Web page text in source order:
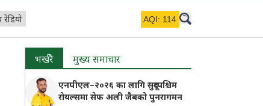
AQI: 114
भर्खरै मुख्य समाचार
एनपीएल–२०२६ का लागि सुदूरपश्चिम
रोयल्समा सेफ अली जैबको पुनरागमन